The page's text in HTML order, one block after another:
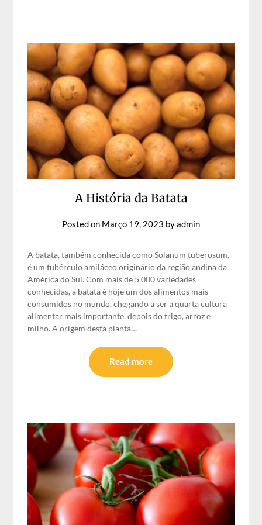
A História da Batata
Posted on Março 19, 2023 byadmin
A batata, também conhecida como Solanum tuberosum,
é um tubérculo amiláceo originário da região andina da
América do Sul. Com mais de 5.000 variedades
conhecidas, a batata é hoje um dos alimentos mais
consumidos no mundo, chegando a ser a quarta cultura
alimentar mais importante, depois do trigo, arroz e
milho. A origem desta planta…
Read more